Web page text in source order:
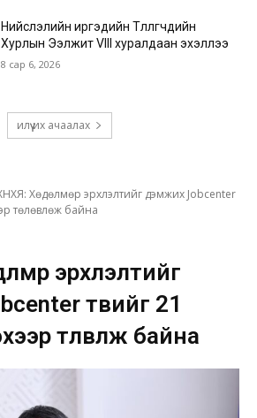
Нийслэлийн иргэдийн Төлөөлөгчдийн
Хурлын Ээлжит VIII хуралдаан эхэллээ
8 сар 6, 2026
илүү их ачаалах